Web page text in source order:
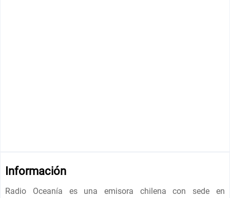
Información
Radio Oceanía es una emisora chilena con sede en